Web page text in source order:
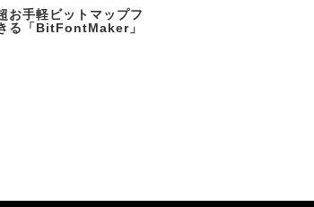
お手軽ビットマップフ
る「BitFontMaker」